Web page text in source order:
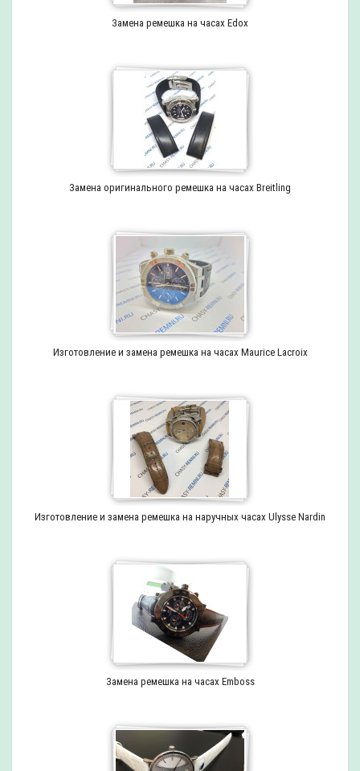
Замена ремешка на часах Edox
Замена оригинального ремешка на часах Breitling
Изготовление и замена ремешка на часах Maurice Lacroix
Изготовление и замена ремешка на наручных часах Ulysse Nardin
Замена ремешка на часах Emboss